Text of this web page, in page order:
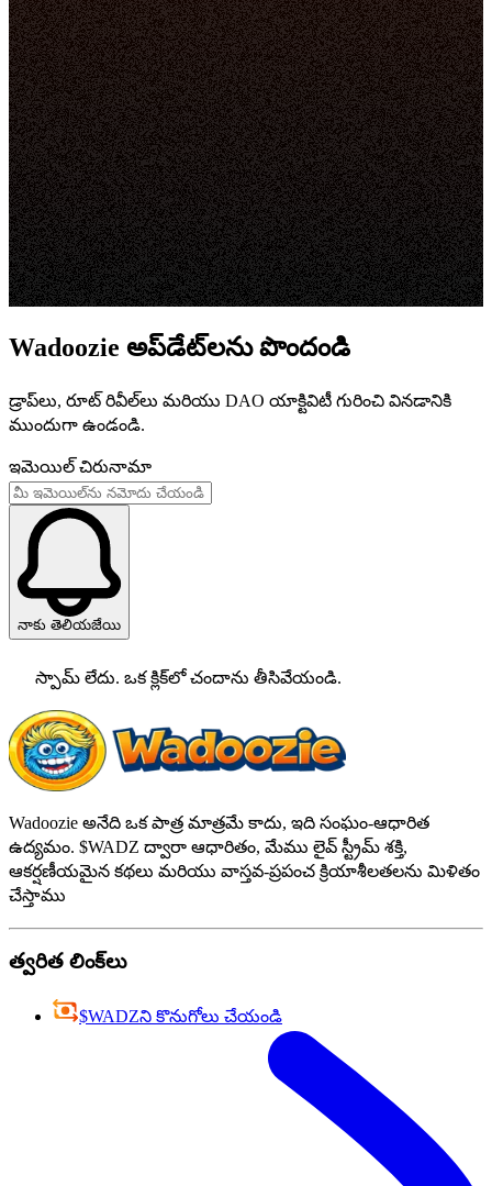
Wadoozie అప్‌డేట్‌లను పొందండి
డ్రాప్‌లు, రూట్ రివీల్‌లు మరియు DAO యాక్టివిటీ గురించి వినడానికి
ముందుగా ఉండండి.
ఇమెయిల్ చిరునామా
నాకు తెలియజేయి
స్పామ్ లేదు. ఒక క్లిక్‌లో చందాను తీసివేయండి.
Wadoozie అనేది ఒక పాత్ర మాత్రమే కాదు, ఇది సంఘం-ఆధారిత
ఉద్యమం. $WADZ ద్వారా ఆధారితం, మేము లైవ్ స్ట్రీమ్ శక్తి,
ఆకర్షణీయమైన కథలు మరియు వాస్తవ-ప్రపంచ క్రియాశీలతలను మిళితం
చేస్తాము
త్వరిత లింక్‌లు
$WADZని కొనుగోలు చేయండి